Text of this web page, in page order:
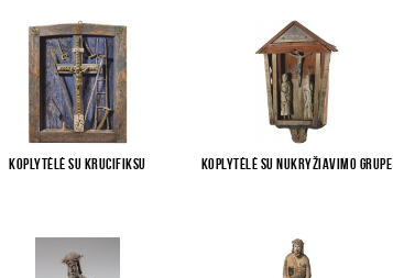
Koplytėlė su krucifiksu Koplytėlė su Nukryžiavimo grupe